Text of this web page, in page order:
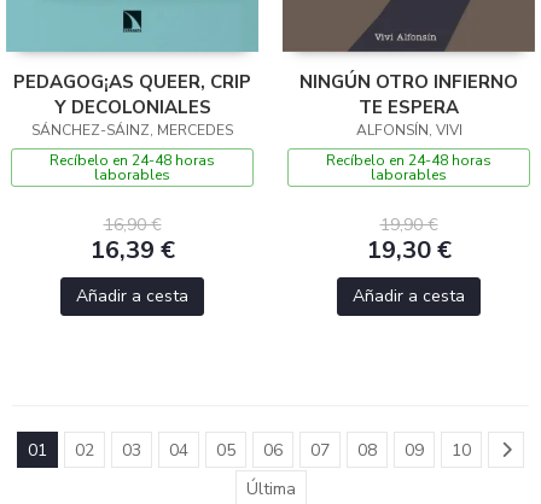
PEDAGOG¡AS QUEER, CRIP
Y DECOLONIALES
SÁNCHEZ-SÁINZ, MERCEDES
Recíbelo en 24-48 horas
laborables
16,90 €
16,39 €
Añadir a cesta
NINGÚN OTRO INFIERNO
TE ESPERA
ALFONSÍN, VIVI
Recíbelo en 24-48 horas
laborables
19,90 €
19,30 €
Añadir a cesta
01 02 03 04 05 06 07 08 09
10
Última